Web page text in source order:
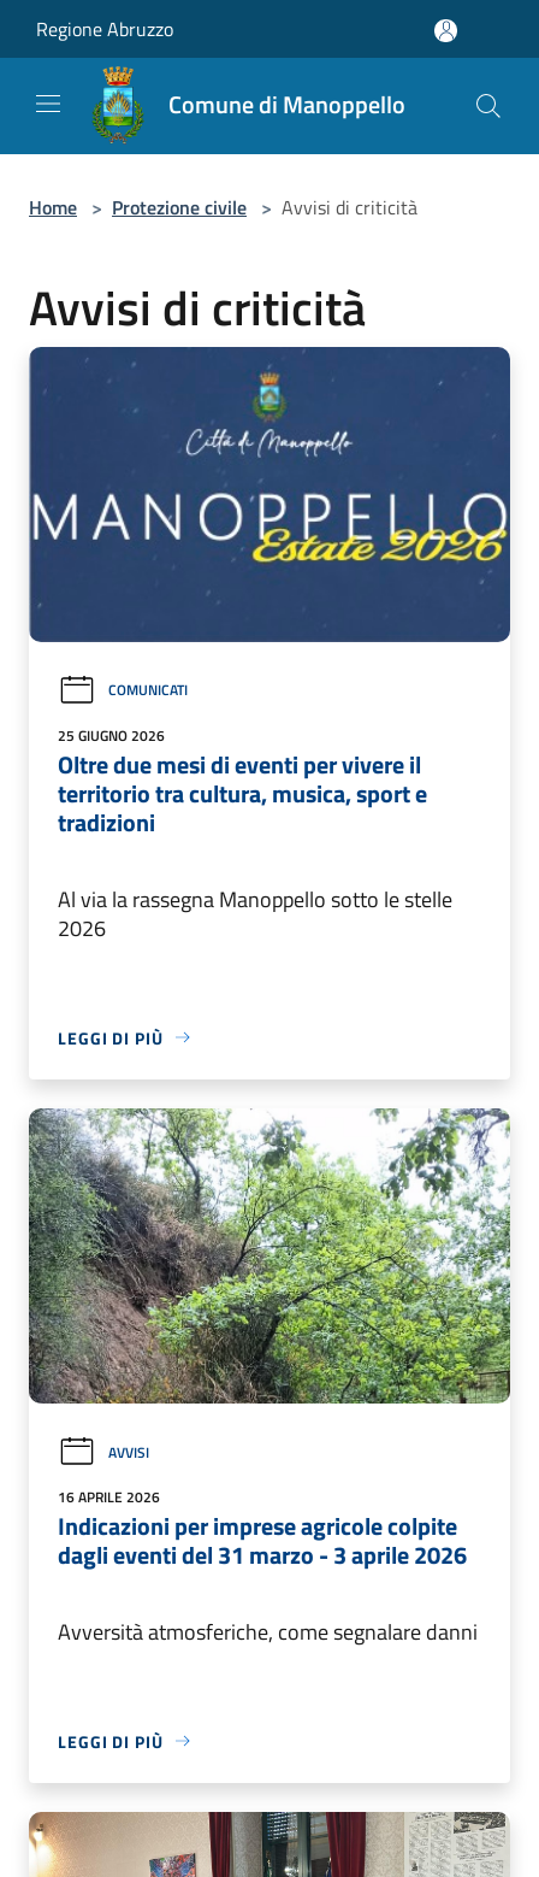
Regione Abruzzo
Comune di Manoppello
Home > Protezione civile > Avvisi di criticità
Avvisi di criticità
COMUNICATI
25 GIUGNO 2026
Oltre due mesi di eventi per vivere il
territorio tra cultura, musica, sport e
tradizioni
Al via la rassegna Manoppello sotto le stelle
2026
LEGGI DI PIÙ
AVVISI
16 APRILE 2026
Indicazioni per imprese agricole colpite
dagli eventi del 31 marzo - 3 aprile 2026
Avversità atmosferiche, come segnalare danni
LEGGI DI PIÙ